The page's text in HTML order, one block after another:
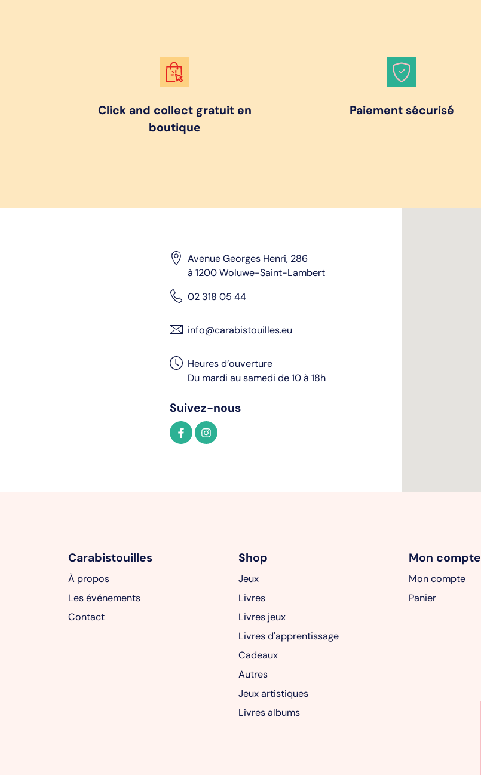
Click and collect gratuit en
boutique
Paiement sécurisé
Avenue Georges Henri, 286
à 1200 Woluwe-Saint-Lambert
02 318 05 44
info@carabistouilles.eu
Heures d’ouverture
Du mardi au samedi de 10 à 18h
Suivez-nous
Carabistouilles
À propos
Les événements
Contact
Shop
Jeux
Livres
Livres jeux
Livres d'apprentissage
Cadeaux
Autres
Jeux artistiques
Livres albums
Mon compte
Mon compte
Panier